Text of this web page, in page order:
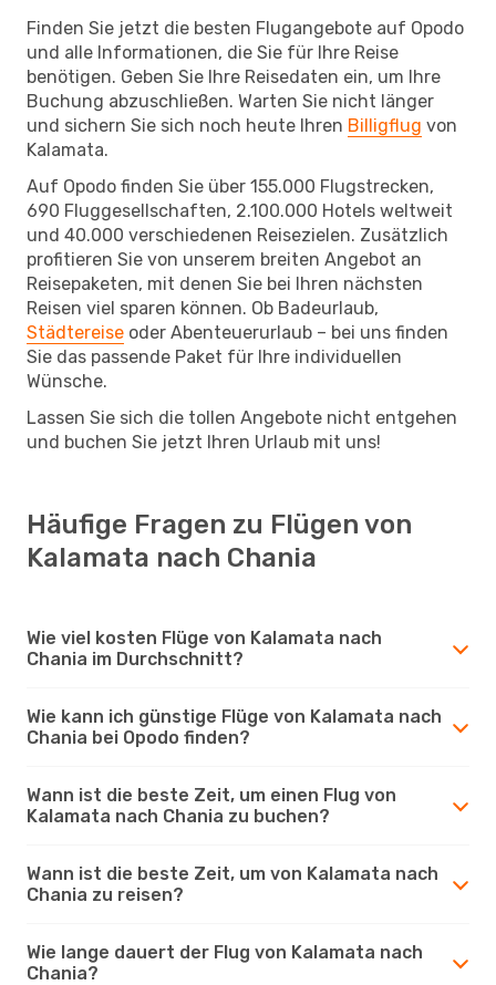
Finden Sie jetzt die besten Flugangebote auf Opodo
und alle Informationen, die Sie für Ihre Reise
benötigen. Geben Sie Ihre Reisedaten ein, um Ihre
Buchung abzuschließen. Warten Sie nicht länger
und sichern Sie sich noch heute Ihren Billigflug von
Kalamata.
Auf Opodo finden Sie über 155.000 Flugstrecken,
690 Fluggesellschaften, 2.100.000 Hotels weltweit
und 40.000 verschiedenen Reisezielen. Zusätzlich
profitieren Sie von unserem breiten Angebot an
Reisepaketen, mit denen Sie bei Ihren nächsten
Reisen viel sparen können. Ob Badeurlaub,
Städtereise oder Abenteuerurlaub – bei uns finden
Sie das passende Paket für Ihre individuellen
Wünsche.
Lassen Sie sich die tollen Angebote nicht entgehen
und buchen Sie jetzt Ihren Urlaub mit uns!
Häufige Fragen zu Flügen von
Kalamata nach Chania
Wie viel kosten Flüge von Kalamata nach
Chania im Durchschnitt?
Wie kann ich günstige Flüge von Kalamata nach
Chania bei Opodo finden?
Wann ist die beste Zeit, um einen Flug von
Kalamata nach Chania zu buchen?
Wann ist die beste Zeit, um von Kalamata nach
Chania zu reisen?
Wie lange dauert der Flug von Kalamata nach
Chania?